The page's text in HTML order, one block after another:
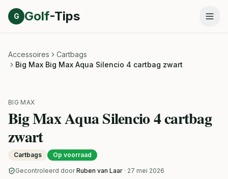
Direct naar inhoud
G Golf-Tips
Accessoires
Cartbags
Big Max Big Max Aqua Silencio 4 cartbag zwart
BIG MAX
Big Max Aqua Silencio 4 cartbag
zwart
Cartbags Op voorraad
Gecontroleerd door Ruben van Laar · 27 mei 2026